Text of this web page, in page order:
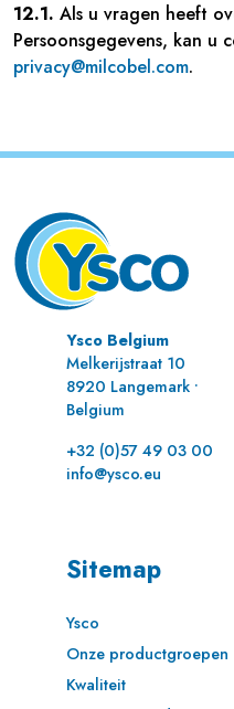
12.1. Als u vragen heeft
Persoonsgegevens, kan u
privacy@milcobel.com.
Ysco Belgium
Melkerijstraat 10
8920 Langemark •
Belgium
+32 (0)57 49 03 00
info@ysco.eu
Sitemap
Ysco
Onze productgroepen
Kwaliteit